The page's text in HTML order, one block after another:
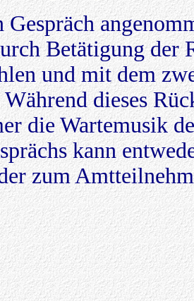
Gespräch
Betätigung der
und mit dem
dieses
die Wartemusik
kann
zum